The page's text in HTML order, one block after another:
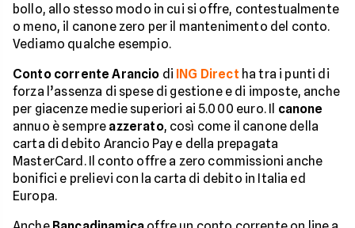
bollo, allo stesso modo in cui si offre, contestualmente
o meno, il canone zero per il mantenimento del conto.
Vediamo qualche esempio.
Conto corrente Arancio di ING Direct ha tra i punti di
forza l’assenza di spese di gestione e di imposte, anche
per giacenze medie superiori ai 5.000 euro. Il canone
annuo è sempre azzerato, così come il canone della
carta di debito Arancio Pay e della prepagata
MasterCard. Il conto offre a zero commissioni anche
bonifici e prelievi con la carta di debito in Italia ed
Europa.